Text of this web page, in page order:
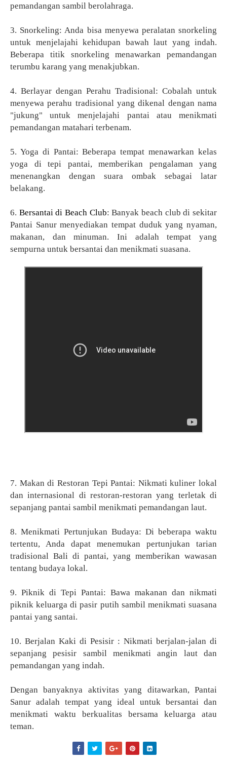
pemandangan sambil berolahraga.
3. Snorkeling: Anda bisa menyewa peralatan snorkeling
untuk menjelajahi kehidupan bawah laut yang indah.
Beberapa titik snorkeling menawarkan pemandangan
terumbu karang yang menakjubkan.
4. Berlayar dengan Perahu Tradisional: Cobalah untuk
menyewa perahu tradisional yang dikenal dengan nama
"jukung" untuk menjelajahi pantai atau menikmati
pemandangan matahari terbenam.
5. Yoga di Pantai: Beberapa tempat menawarkan kelas
yoga di tepi pantai, memberikan pengalaman yang
menenangkan dengan suara ombak sebagai latar
belakang.
6. Bersantai di Beach Club: Banyak beach club di sekitar
Pantai Sanur menyediakan tempat duduk yang nyaman,
makanan, dan minuman. Ini adalah tempat yang
sempurna untuk bersantai dan menikmati suasana.
7. Makan di Restoran Tepi Pantai: Nikmati kuliner lokal
dan internasional di restoran-restoran yang terletak di
sepanjang pantai sambil menikmati pemandangan laut.
8. Menikmati Pertunjukan Budaya: Di beberapa waktu
tertentu, Anda dapat menemukan pertunjukan tarian
tradisional Bali di pantai, yang memberikan wawasan
tentang budaya lokal.
9. Piknik di Tepi Pantai: Bawa makanan dan nikmati
piknik keluarga di pasir putih sambil menikmati suasana
pantai yang santai.
10. Berjalan Kaki di Pesisir : Nikmati berjalan-jalan di
sepanjang pesisir sambil menikmati angin laut dan
pemandangan yang indah.
Dengan banyaknya aktivitas yang ditawarkan, Pantai
Sanur adalah tempat yang ideal untuk bersantai dan
menikmati waktu berkualitas bersama keluarga atau
teman.